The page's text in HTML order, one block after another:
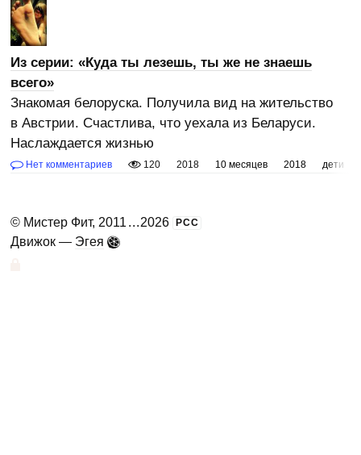
Из серии: «Куда ты лезешь, ты же не знаешь
всего»
Знакомая белоруска. Получила вид на жительство
в Австрии. Счастлива, что уехала из Беларуси.
Наслаждается жизнью
Нет комментариев 120 2018 10 месяцев 2018 дети
© Мистер Фит, 2011 ...2026 РСС
Движок — Эгея